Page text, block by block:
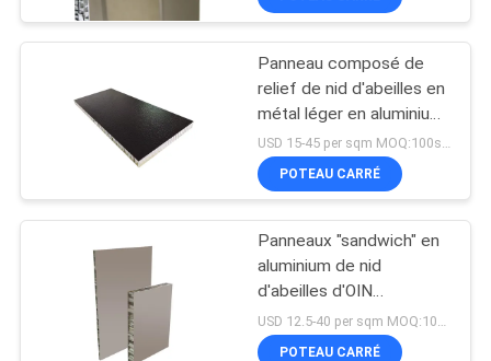
Panneau composé de
relief de nid d'abeilles en
métal léger en aluminium
de feuille
USD 15-45 per sqm MOQ:100sqm
POTEAU CARRÉ
Panneaux "sandwich" en
aluminium de nid
d'abeilles d'OIN
2000x3000mm pour les
meubles de construction
USD 12.5-40 per sqm MOQ:100sqm
POTEAU CARRÉ